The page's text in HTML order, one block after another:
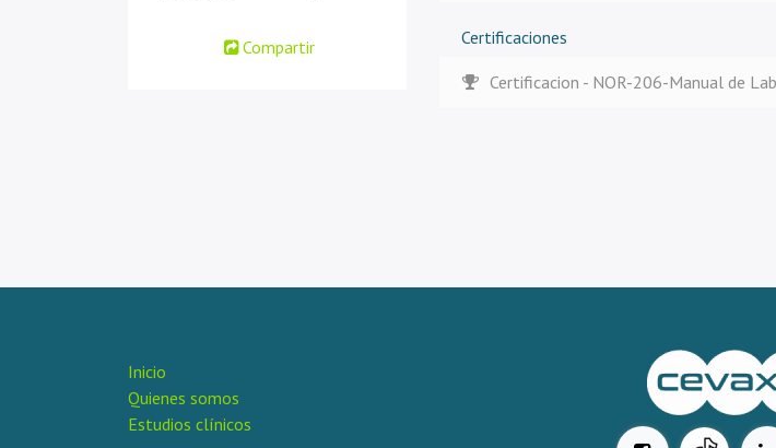
Compartir Certificaciones
Certificacion - NOR-206-Manual de
Inicio
Quienes somos
Estudios clínicos